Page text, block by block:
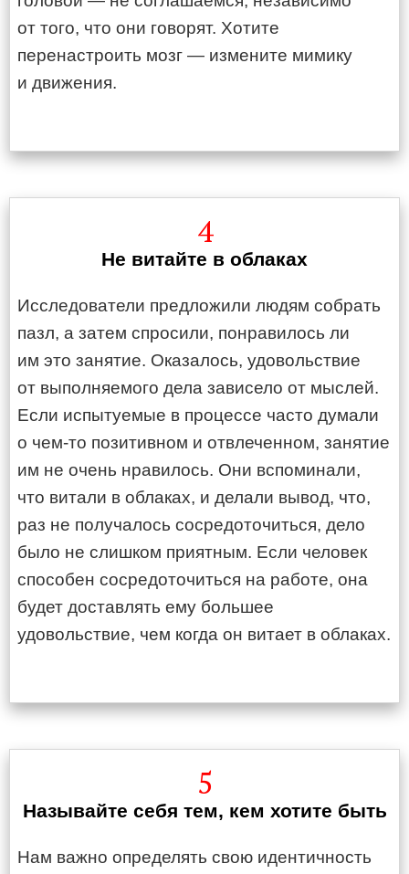
от того, что они говорят. Хотите
перенастроить мозг — измените мимику
и движения.
4
Не витайте в облаках
Исследователи предложили людям собрать
пазл, а затем спросили, понравилось ли
им это занятие. Оказалось, удовольствие
от выполняемого дела зависело от мыслей.
Если испытуемые в процессе часто думали
о чем-то позитивном и отвлеченном, занятие
им не очень нравилось. Они вспоминали,
что витали в облаках, и делали вывод, что,
раз не получалось сосредоточиться, дело
было не слишком приятным. Если человек
способен сосредоточиться на работе, она
будет доставлять ему большее
удовольствие, чем когда он витает в облаках.
5
Называйте себя тем, кем хотите быть
Нам важно определять свою идентичность